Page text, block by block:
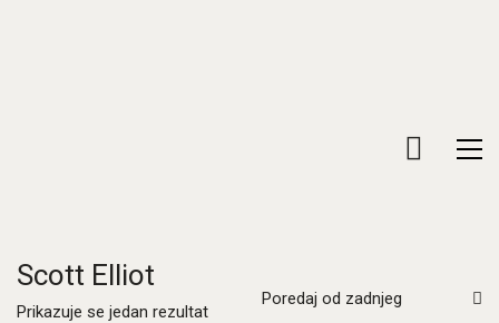
Scott Elliot
Prikazuje se jedan rezultat
Poredaj od zadnjeg